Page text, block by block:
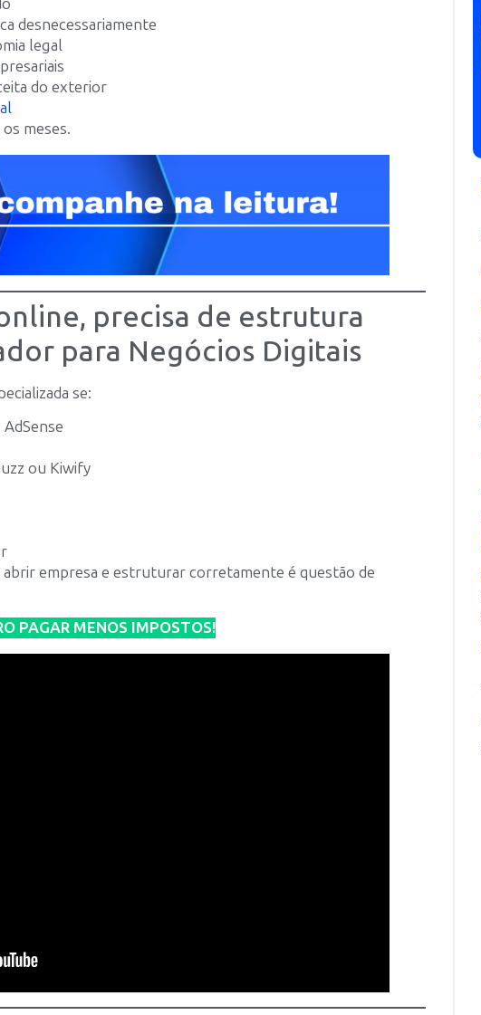
desnecessariamente
legal
do exterior
meses.
precisa de estrutura
para Negócios Digitais
se:
ou Kiwify
empresa e estruturar corretamente é questão de
PAGAR MENOS IMPOSTOS!